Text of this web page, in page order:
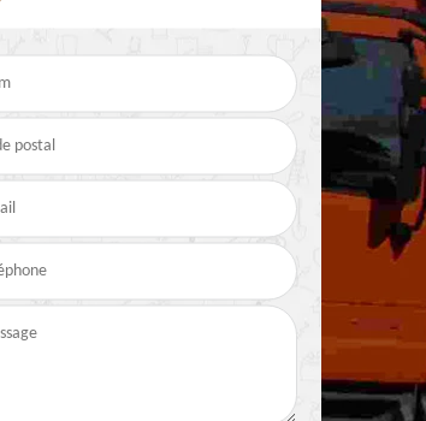
terrassement 30
Epaviste 30